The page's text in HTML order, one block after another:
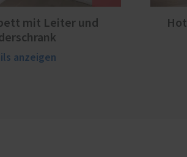
mit Leiter und
anzeigen